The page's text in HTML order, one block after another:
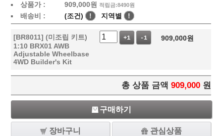
상품가 : 909,000원 적립금:8490원
배송비 : (조건) ! 지역별 !
[BR8011] (미조립 키트)
1:10 BRX01 AWB
Adjustable Wheelbase
4WD Builder's Kit
+1 -1 909,000원
총 상품 금액 909,000 원
구매하기
장바구니 관심상품